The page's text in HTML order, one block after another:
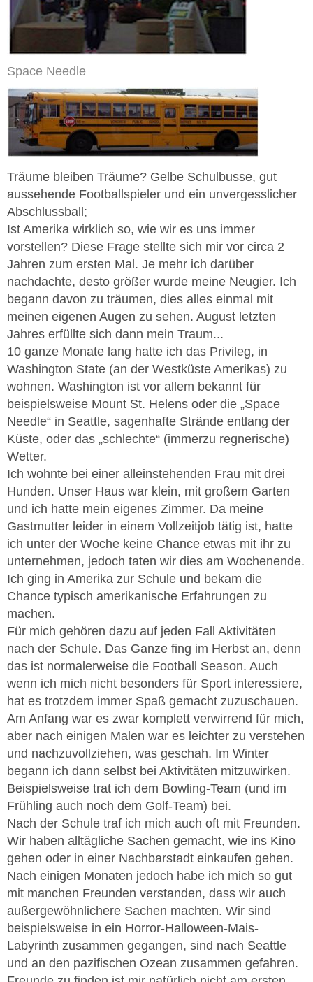
Space Needle
Träume bleiben Träume? Gelbe Schulbusse, gut
aussehende Footballspieler und ein unvergesslicher
Abschlussball;
Ist Amerika wirklich so, wie wir es uns immer
vorstellen? Diese Frage stellte sich mir vor circa 2
Jahren zum ersten Mal. Je mehr ich darüber
nachdachte, desto größer wurde meine Neugier. Ich
begann davon zu träumen, dies alles einmal mit
meinen eigenen Augen zu sehen. August letzten
Jahres erfüllte sich dann mein Traum...
10 ganze Monate lang hatte ich das Privileg, in
Washington State (an der Westküste Amerikas) zu
wohnen. Washington ist vor allem bekannt für
beispielsweise Mount St. Helens oder die „Space
Needle“ in Seattle, sagenhafte Strände entlang der
Küste, oder das „schlechte“ (immerzu regnerische)
Wetter.
Ich wohnte bei einer alleinstehenden Frau mit drei
Hunden. Unser Haus war klein, mit großem Garten
und ich hatte mein eigenes Zimmer. Da meine
Gastmutter leider in einem Vollzeitjob tätig ist, hatte
ich unter der Woche keine Chance etwas mit ihr zu
unternehmen, jedoch taten wir dies am Wochenende.
Ich ging in Amerika zur Schule und bekam die
Chance typisch amerikanische Erfahrungen zu
machen.
Für mich gehören dazu auf jeden Fall Aktivitäten
nach der Schule. Das Ganze fing im Herbst an, denn
das ist normalerweise die Football Season. Auch
wenn ich mich nicht besonders für Sport interessiere,
hat es trotzdem immer Spaß gemacht zuzuschauen.
Am Anfang war es zwar komplett verwirrend für mich,
aber nach einigen Malen war es leichter zu verstehen
und nachzuvollziehen, was geschah. Im Winter
begann ich dann selbst bei Aktivitäten mitzuwirken.
Beispielsweise trat ich dem Bowling-Team (und im
Frühling auch noch dem Golf-Team) bei.
Nach der Schule traf ich mich auch oft mit Freunden.
Wir haben alltägliche Sachen gemacht, wie ins Kino
gehen oder in einer Nachbarstadt einkaufen gehen.
Nach einigen Monaten jedoch habe ich mich so gut
mit manchen Freunden verstanden, dass wir auch
außergewöhnlichere Sachen machten. Wir sind
beispielsweise in ein Horror-Halloween-Mais-
Labyrinth zusammen gegangen, sind nach Seattle
und an den pazifischen Ozean zusammen gefahren.